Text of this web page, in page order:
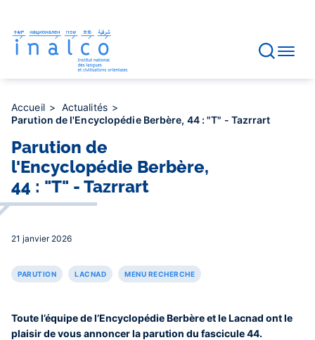
contenu
principal
Accueil
Actualités
Parution de l'Encyclopédie Berbère, 44 : "T" - Tazrrart
Parution de
l'Encyclopédie Berbère,
44 : "T" - Tazrrart
21 janvier 2026
PARUTION LACNAD MENU RECHERCHE
Toute l’équipe de l’Encyclopédie Berbère et le Lacnad ont le
plaisir de vous annoncer la parution du fascicule 44.